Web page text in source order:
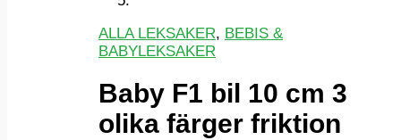
ALLA LEKSAKER, BEBIS &
BABYLEKSAKER
Baby F1 bil 10 cm 3
olika färger friktion